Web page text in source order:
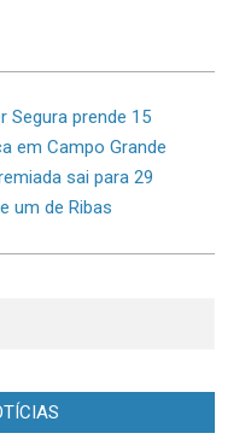
Segura prende 15
em Campo Grande
sai para 29
um de Ribas